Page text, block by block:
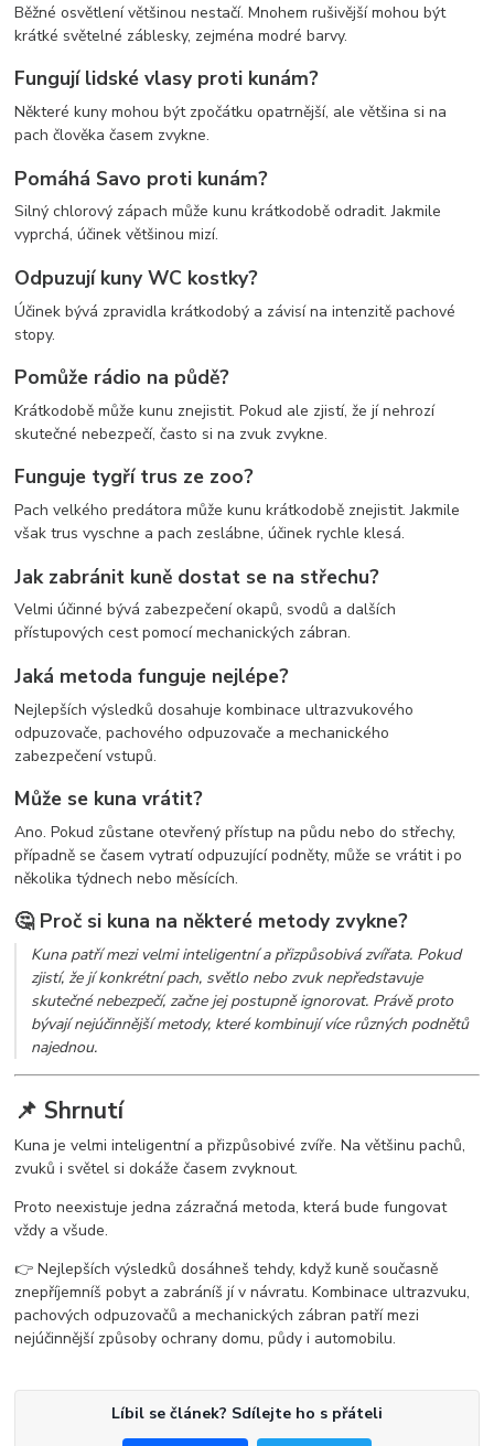
Běžné osvětlení většinou nestačí. Mnohem rušivější mohou být
krátké světelné záblesky, zejména modré barvy.
Fungují lidské vlasy proti kunám?
Některé kuny mohou být zpočátku opatrnější, ale většina si na
pach člověka časem zvykne.
Pomáhá Savo proti kunám?
Silný chlorový zápach může kunu krátkodobě odradit. Jakmile
vyprchá, účinek většinou mizí.
Odpuzují kuny WC kostky?
Účinek bývá zpravidla krátkodobý a závisí na intenzitě pachové
stopy.
Pomůže rádio na půdě?
Krátkodobě může kunu znejistit. Pokud ale zjistí, že jí nehrozí
skutečné nebezpečí, často si na zvuk zvykne.
Funguje tygří trus ze zoo?
Pach velkého predátora může kunu krátkodobě znejistit. Jakmile
však trus vyschne a pach zeslábne, účinek rychle klesá.
Jak zabránit kuně dostat se na střechu?
Velmi účinné bývá zabezpečení okapů, svodů a dalších
přístupových cest pomocí mechanických zábran.
Jaká metoda funguje nejlépe?
Nejlepších výsledků dosahuje kombinace ultrazvukového
odpuzovače, pachového odpuzovače a mechanického
zabezpečení vstupů.
Může se kuna vrátit?
Ano. Pokud zůstane otevřený přístup na půdu nebo do střechy,
případně se časem vytratí odpuzující podněty, může se vrátit i po
několika týdnech nebo měsících.
🤔 Proč si kuna na některé metody zvykne?
Kuna patří mezi velmi inteligentní a přizpůsobivá zvířata. Pokud
zjistí, že jí konkrétní pach, světlo nebo zvuk nepředstavuje
skutečné nebezpečí, začne jej postupně ignorovat. Právě proto
bývají nejúčinnější metody, které kombinují více různých podnětů
najednou.
📌 Shrnutí
Kuna je velmi inteligentní a přizpůsobivé zvíře. Na většinu pachů,
zvuků i světel si dokáže časem zvyknout.
Proto neexistuje jedna zázračná metoda, která bude fungovat
vždy a všude.
👉 Nejlepších výsledků dosáhneš tehdy, když kuně současně
znepříjemníš pobyt a zabráníš jí v návratu. Kombinace ultrazvuku,
pachových odpuzovačů a mechanických zábran patří mezi
nejúčinnější způsoby ochrany domu, půdy i automobilu.
Líbil se článek? Sdílejte ho s přáteli